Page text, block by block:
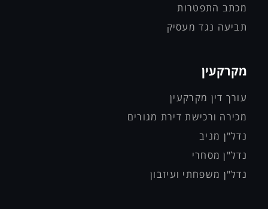
מכתב התפטרות
תביעה נגד מעסיק
מקרקעין
עורך דין מקרקעין
מכירה ורכישת דירת מגורים
נדל"ן מניב
נדל"ן מסחרי
נדל"ן משפחתי ועיזבון